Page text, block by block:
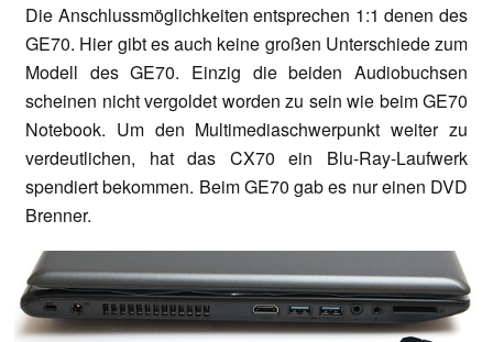
Die Anschlussmöglichkeiten entsprechen 1:1 denen des
GE70. Hier gibt es auch keine großen Unterschiede zum
Modell des GE70. Einzig die beiden Audiobuchsen
scheinen nicht vergoldet worden zu sein wie beim GE70
Notebook. Um den Multimediaschwerpunkt weiter zu
verdeutlichen, hat das CX70 ein Blu-Ray-Laufwerk
spendiert bekommen. Beim GE70 gab es nur einen DVD
Brenner.